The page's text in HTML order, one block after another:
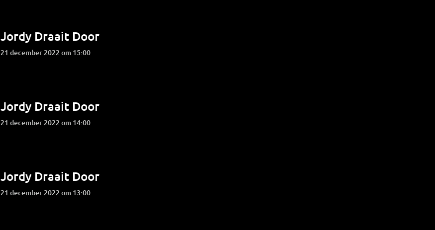
Jordy Draait Door
21 december 2022 om 15:00
Jordy Draait Door
21 december 2022 om 14:00
Jordy Draait Door
21 december 2022 om 13:00